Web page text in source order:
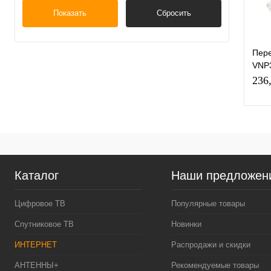
Показать Сбросить
Каталог
Цифровое ТВ
Спутниковое ТВ
ИНТЕРНЕТ
АНТЕННЫ+
Наши
Популярные товары
Новинки
Распродажи и скидки
Рекомендуемые товары